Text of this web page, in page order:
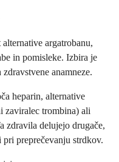
argatrobanu,
in pomisleke. Izbira je
anamneze.
heparin, alternative
zaviralec trombina) ali
zdravila delujejo drugače,
preprečevanju strdkov.